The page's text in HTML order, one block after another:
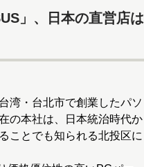
」、日本の直営店は
湾・台北市で創業したパソ
の本社は、日本統治時代か
ことでも知られる北投区に